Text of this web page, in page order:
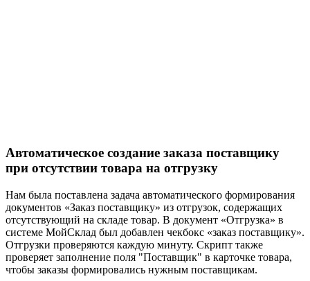
Автоматическое создание заказа поставщику
при отсутствии товара на отгрузку
Нам была поставлена задача автоматического формирования
документов «Заказ поставщику» из отгрузок, содержащих
отсутствующий на складе товар. В документ «Отгрузка» в
системе МойСклад был добавлен чекбокс «заказ поставщику».
Отгрузки проверяются каждую минуту. Скрипт также
проверяет заполнение поля "Поставщик" в карточке товара,
чтобы заказы формировались нужным поставщикам.